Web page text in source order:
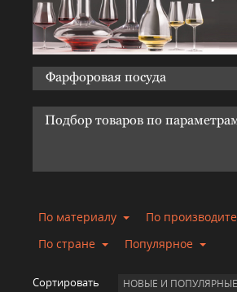
Фарфоровая посуда
Подбор товаров по
По материалу
По
По стране
Популярное
Сортировать НОВЫЕ И ПОПУЛЯРНЫЕ